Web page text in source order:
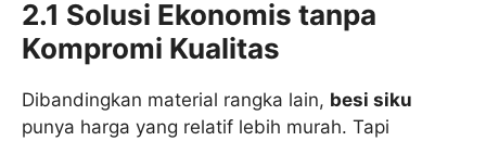
2.1 Solusi Ekonomis tanpa
Kompromi Kualitas
Dibandingkan material rangka lain, besi siku
punya harga yang relatif lebih murah. Tapi